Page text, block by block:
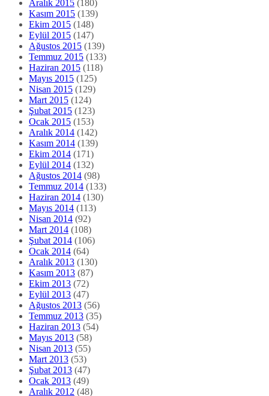
Aralık 2015 (180)
Kasım 2015 (139)
Ekim 2015 (148)
Eylül 2015 (147)
Ağustos 2015 (139)
Temmuz 2015 (133)
Haziran 2015 (118)
Mayıs 2015 (125)
Nisan 2015 (129)
Mart 2015 (124)
Şubat 2015 (123)
Ocak 2015 (153)
Aralık 2014 (142)
Kasım 2014 (139)
Ekim 2014 (171)
Eylül 2014 (132)
Ağustos 2014 (98)
Temmuz 2014 (133)
Haziran 2014 (130)
Mayıs 2014 (113)
Nisan 2014 (92)
Mart 2014 (108)
Şubat 2014 (106)
Ocak 2014 (64)
Aralık 2013 (130)
Kasım 2013 (87)
Ekim 2013 (72)
Eylül 2013 (47)
Ağustos 2013 (56)
Temmuz 2013 (35)
Haziran 2013 (54)
Mayıs 2013 (58)
Nisan 2013 (55)
Mart 2013 (53)
Şubat 2013 (47)
Ocak 2013 (49)
Aralık 2012 (48)